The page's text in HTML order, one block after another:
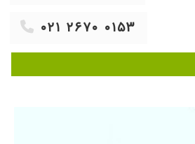
۰۲۱ ۲۶۷۰ ۰۱۵۳